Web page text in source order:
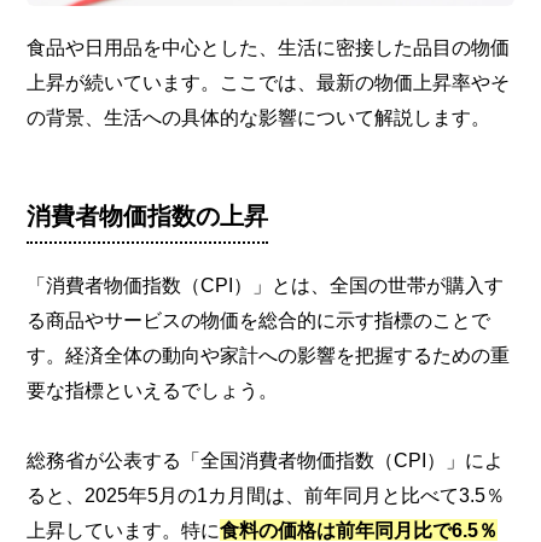
食品や日用品を中心とした、生活に密接した品目の物価
上昇が続いています。ここでは、最新の物価上昇率やそ
の背景、生活への具体的な影響について解説します。
消費者物価指数の上昇
「消費者物価指数（CPI）」とは、全国の世帯が購入す
る商品やサービスの物価を総合的に示す指標のことで
す。経済全体の動向や家計への影響を把握するための重
要な指標といえるでしょう。
総務省が公表する「全国消費者物価指数（CPI）」によ
ると、2025年5月の1カ月間は、前年同月と比べて3.5％
上昇しています。特に食料の価格は前年同月比で6.5％